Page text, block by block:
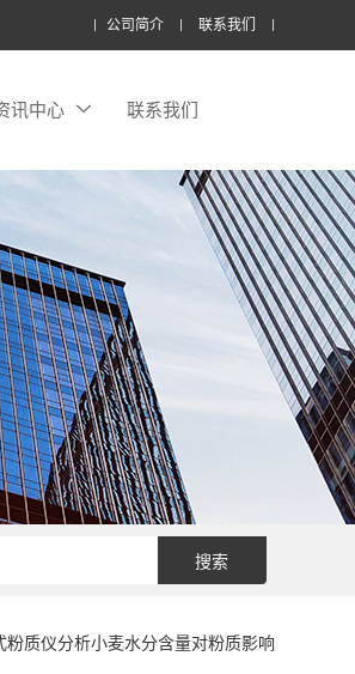
公司简介 联系我们
讯中心 联系我们
质仪分析小麦水分含量对粉质影响